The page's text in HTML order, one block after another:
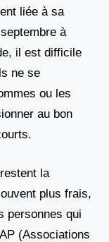
liée à sa
à
il est difficile
ne se
ou les
au bon
la
plus frais,
personnes qui
(Associations